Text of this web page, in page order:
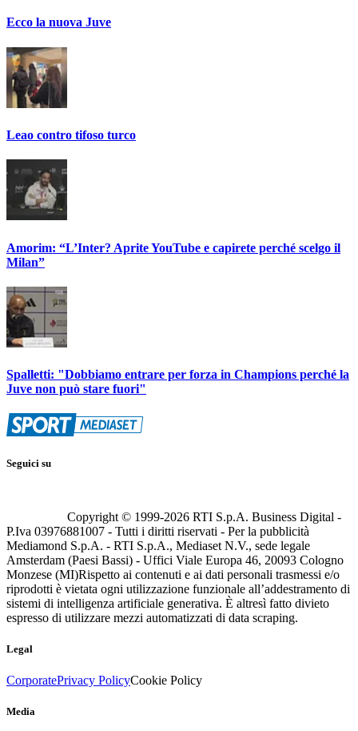
Ecco la nuova Juve
Leao contro tifoso turco
Amorim: “L’Inter? Aprite YouTube e capirete perché scelgo il
Milan”
Spalletti: "Dobbiamo entrare per forza in Champions perché la
Juve non può stare fuori"
Seguici su
Copyright © 1999-2026 RTI S.p.A. Business Digital -
P.Iva 03976881007 - Tutti i diritti riservati - Per la pubblicità
Mediamond S.p.A. - RTI S.p.A., Mediaset N.V., sede legale
Amsterdam (Paesi Bassi) - Uffici Viale Europa 46, 20093 Cologno
Monzese (MI)Rispetto ai contenuti e ai dati personali trasmessi e/o
riprodotti è vietata ogni utilizzazione funzionale all’addestramento di
sistemi di intelligenza artificiale generativa. È altresì fatto divieto
espresso di utilizzare mezzi automatizzati di data scraping.
Legal
CorporatePrivacy PolicyCookie Policy
Media